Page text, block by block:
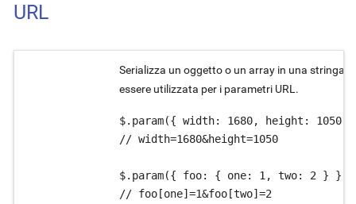
URL
Serializza un oggetto o un array in una stringa
essere utilizzata per i parametri URL.
$.param({ width: 1680, height: 1050
// width=1680&height=1050
$.param({ foo: { one: 1, two: 2 } })
// foo[one]=1&foo[two]=2